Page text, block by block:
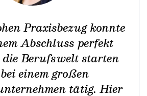
Praxisbezug konnte
Abschluss perfekt
die Berufswelt starten
einem großen
tätig. Hier